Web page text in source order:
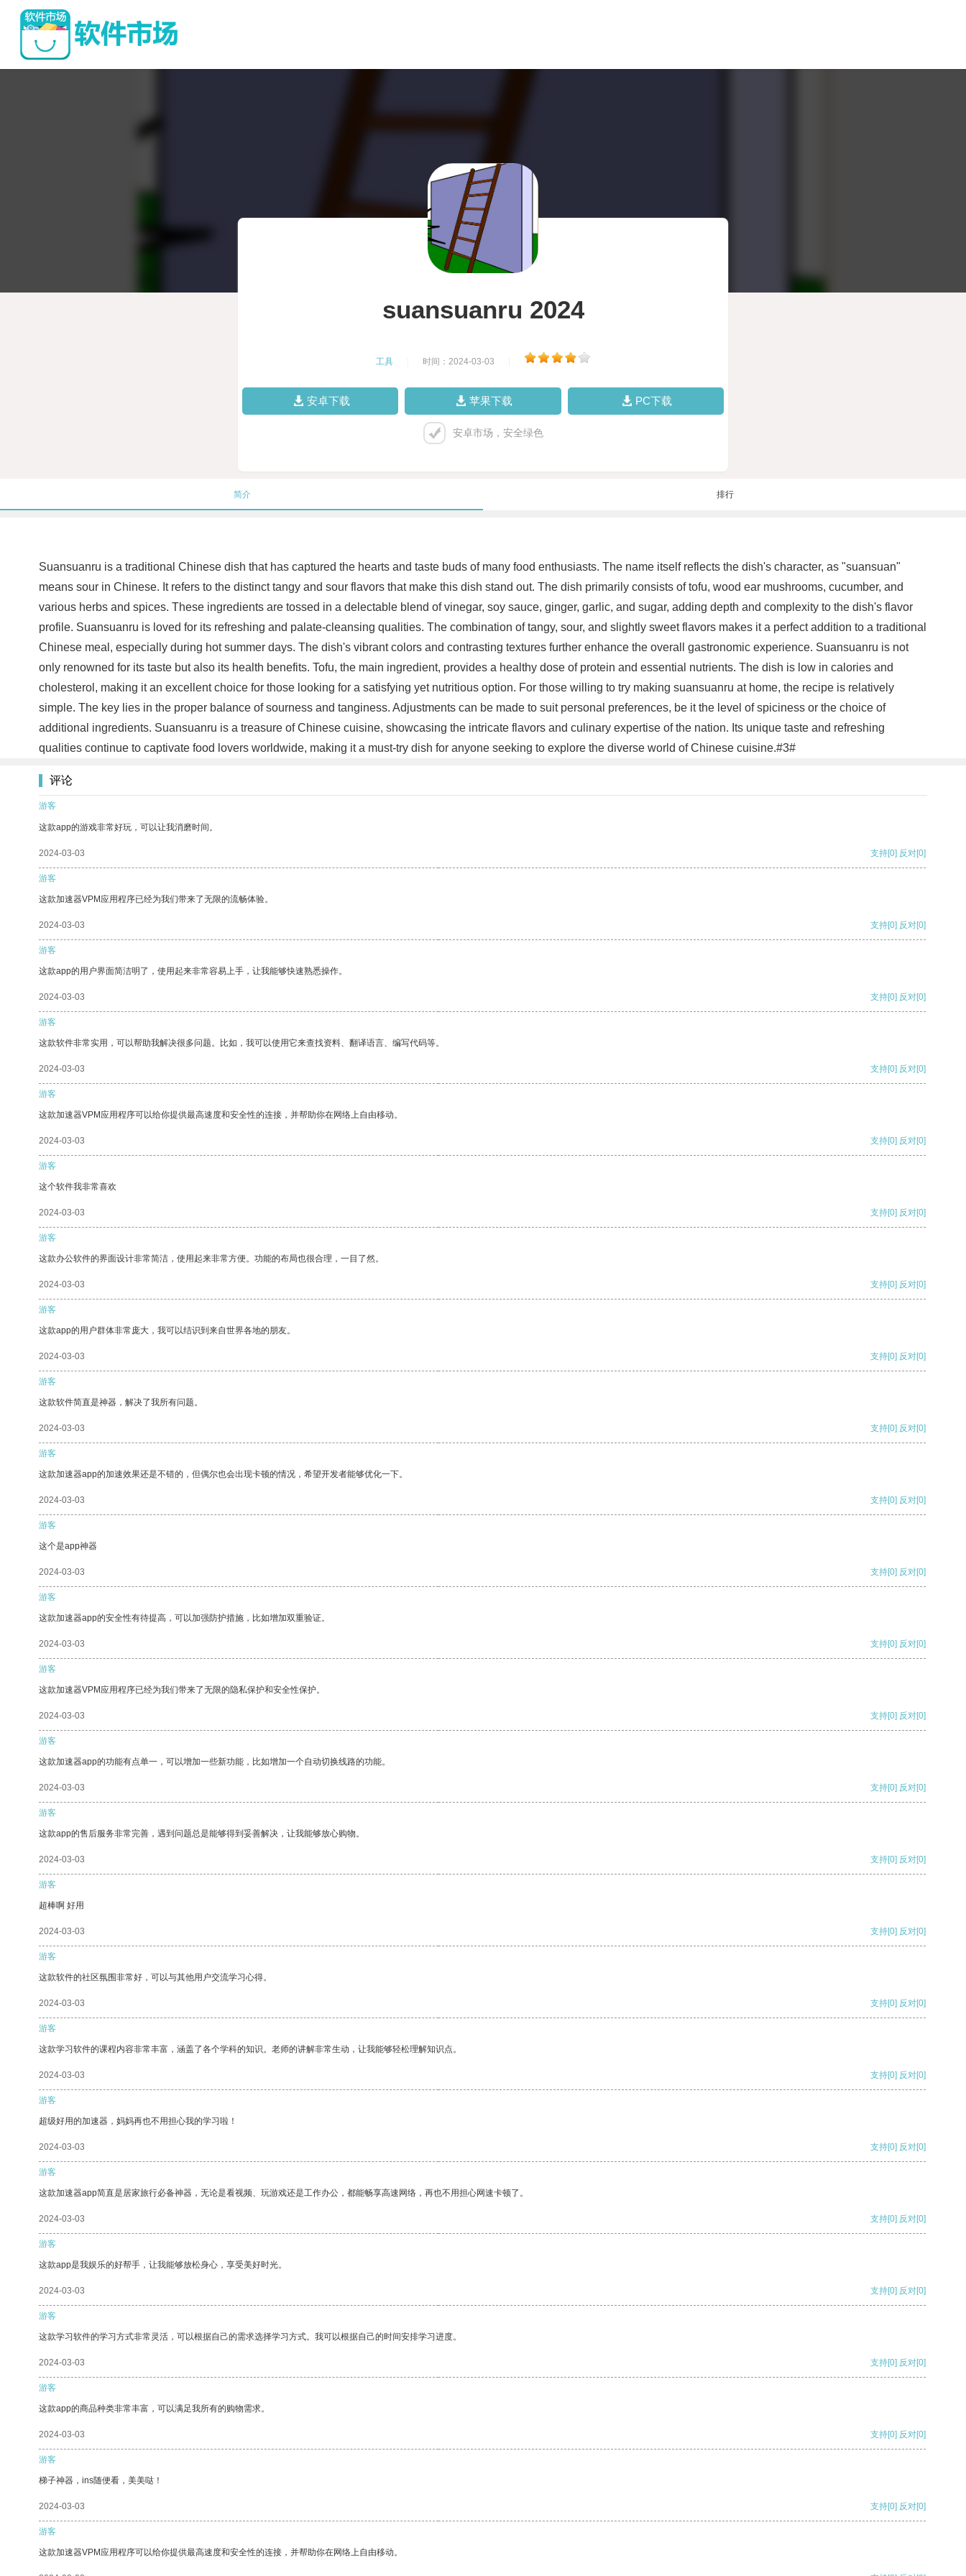
suansuanru 2024
工具 时间：2024-03-03
安卓下载 苹果下载 PC下载
安卓市场，安全绿色
简介 排行
Suansuanru is a traditional Chinese dish that has captured the hearts and taste buds of many food enthusiasts. The name itself reflects the dish's character, as "suansuan"
means sour in Chinese. It refers to the distinct tangy and sour flavors that make this dish stand out. The dish primarily consists of tofu, wood ear mushrooms, cucumber, and
various herbs and spices. These ingredients are tossed in a delectable blend of vinegar, soy sauce, ginger, garlic, and sugar, adding depth and complexity to the dish's flavor
profile. Suansuanru is loved for its refreshing and palate-cleansing qualities. The combination of tangy, sour, and slightly sweet flavors makes it a perfect addition to a traditional
Chinese meal, especially during hot summer days. The dish's vibrant colors and contrasting textures further enhance the overall gastronomic experience. Suansuanru is not
only renowned for its taste but also its health benefits. Tofu, the main ingredient, provides a healthy dose of protein and essential nutrients. The dish is low in calories and
cholesterol, making it an excellent choice for those looking for a satisfying yet nutritious option. For those willing to try making suansuanru at home, the recipe is relatively
simple. The key lies in the proper balance of sourness and tanginess. Adjustments can be made to suit personal preferences, be it the level of spiciness or the choice of
additional ingredients. Suansuanru is a treasure of Chinese cuisine, showcasing the intricate flavors and culinary expertise of the nation. Its unique taste and refreshing
qualities continue to captivate food lovers worldwide, making it a must-try dish for anyone seeking to explore the diverse world of Chinese cuisine.#3#
评论
游客
这款app的游戏非常好玩，可以让我消磨时间。
2024-03-03 支持[0] 反对[0]
游客
这款加速器VPM应用程序已经为我们带来了无限的流畅体验。
2024-03-03 支持[0] 反对[0]
游客
这款app的用户界面简洁明了，使用起来非常容易上手，让我能够快速熟悉操作。
2024-03-03 支持[0] 反对[0]
游客
这款软件非常实用，可以帮助我解决很多问题。比如，我可以使用它来查找资料、翻译语言、编写代码等。
2024-03-03 支持[0] 反对[0]
游客
这款加速器VPM应用程序可以给你提供最高速度和安全性的连接，并帮助你在网络上自由移动。
2024-03-03 支持[0] 反对[0]
游客
这个软件我非常喜欢
2024-03-03 支持[0] 反对[0]
游客
这款办公软件的界面设计非常简洁，使用起来非常方便。功能的布局也很合理，一目了然。
2024-03-03 支持[0] 反对[0]
游客
这款app的用户群体非常庞大，我可以结识到来自世界各地的朋友。
2024-03-03 支持[0] 反对[0]
游客
这款软件简直是神器，解决了我所有问题。
2024-03-03 支持[0] 反对[0]
游客
这款加速器app的加速效果还是不错的，但偶尔也会出现卡顿的情况，希望开发者能够优化一下。
2024-03-03 支持[0] 反对[0]
游客
这个是app神器
2024-03-03 支持[0] 反对[0]
游客
这款加速器app的安全性有待提高，可以加强防护措施，比如增加双重验证。
2024-03-03 支持[0] 反对[0]
游客
这款加速器VPM应用程序已经为我们带来了无限的隐私保护和安全性保护。
2024-03-03 支持[0] 反对[0]
游客
这款加速器app的功能有点单一，可以增加一些新功能，比如增加一个自动切换线路的功能。
2024-03-03 支持[0] 反对[0]
游客
这款app的售后服务非常完善，遇到问题总是能够得到妥善解决，让我能够放心购物。
2024-03-03 支持[0] 反对[0]
游客
超棒啊 好用
2024-03-03 支持[0] 反对[0]
游客
这款软件的社区氛围非常好，可以与其他用户交流学习心得。
2024-03-03 支持[0] 反对[0]
游客
这款学习软件的课程内容非常丰富，涵盖了各个学科的知识。老师的讲解非常生动，让我能够轻松理解知识点。
2024-03-03 支持[0] 反对[0]
游客
超级好用的加速器，妈妈再也不用担心我的学习啦！
2024-03-03 支持[0] 反对[0]
游客
这款加速器app简直是居家旅行必备神器，无论是看视频、玩游戏还是工作办公，都能畅享高速网络，再也不用担心网速卡顿了。
2024-03-03 支持[0] 反对[0]
游客
这款app是我娱乐的好帮手，让我能够放松身心，享受美好时光。
2024-03-03 支持[0] 反对[0]
游客
这款学习软件的学习方式非常灵活，可以根据自己的需求选择学习方式。我可以根据自己的时间安排学习进度。
2024-03-03 支持[0] 反对[0]
游客
这款app的商品种类非常丰富，可以满足我所有的购物需求。
2024-03-03 支持[0] 反对[0]
游客
梯子神器，ins随便看，美美哒！
2024-03-03 支持[0] 反对[0]
游客
这款加速器VPM应用程序可以给你提供最高速度和安全性的连接，并帮助你在网络上自由移动。